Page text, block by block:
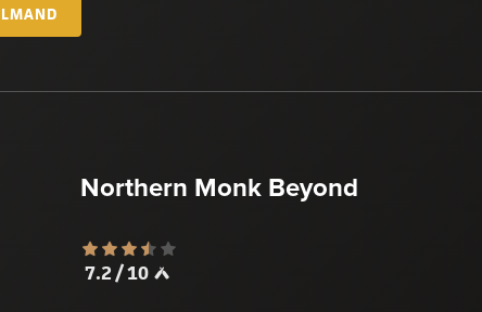
Northern Monk Beyond
7.2 / 10